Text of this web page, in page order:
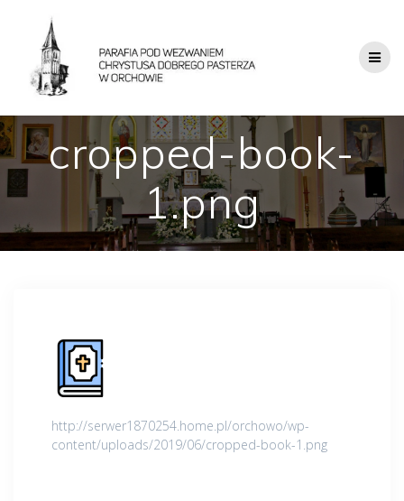
cropped-book-
1.png
http://serwer1870254.home.pl/orchowo/wp-
content/uploads/2019/06/cropped-book-1.png